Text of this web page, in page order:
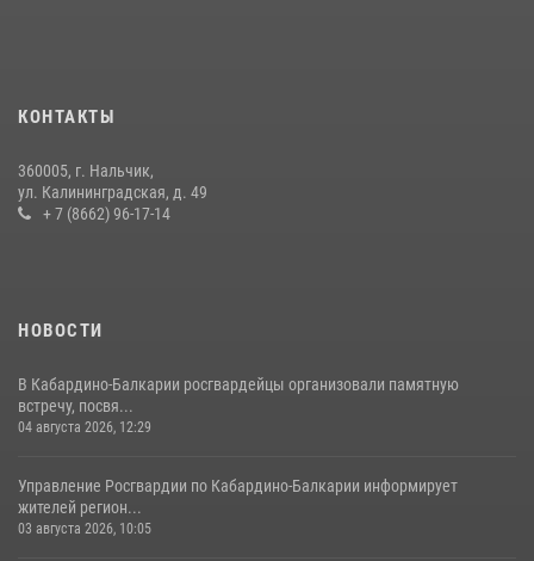
НАЧАЛЬНИК УПРАВЛЕНИЯ РОСГВАРДИИ ПО КАБАРДИНО-
БАЛКАРСКОЙ РЕСПУБЛИКЕ ПРОВЕДЕТ ПРИЕМ ГРАЖДАН
КОНТАКТЫ
360005, г. Нальчик,
ул. Калининградская, д. 49
+ 7 (8662) 96-17-14
НОВОСТИ
В Кабардино-Балкарии росгвардейцы организовали памятную
встречу, посвя...
04 августа 2026, 12:29
Управление Росгвардии по Кабардино-Балкарии информирует
жителей регион...
03 августа 2026, 10:05